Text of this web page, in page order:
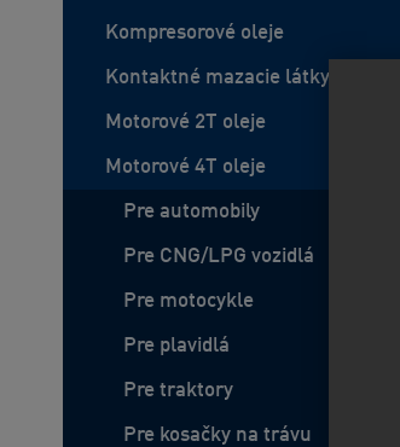
Kompresorové oleje
Kontaktné mazacie látky
Motorové 2T oleje
Motorové 4T oleje
Pre automobily
Pre CNG/LPG vozidlá
Pre motocykle
Pre plavidlá
Pre traktory
Pre kosačky na trávu